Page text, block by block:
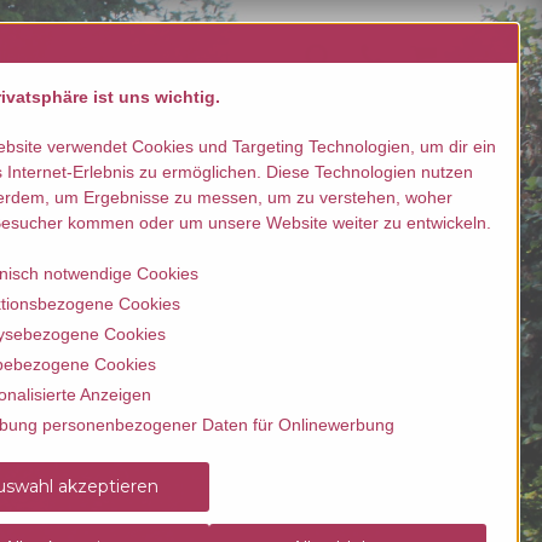
/ buchen Kontakt
ist uns wichtig.
verwendet Cookies und Targeting Technologien, um dir ein
Internet-Erlebnis zu ermöglichen. Diese Technologien nutzen
um Ergebnisse zu messen, um zu verstehen, woher
kommen oder um unsere Website weiter zu entwickeln.
notwendige Cookies
Cookies
Cookies
Cookies
Anzeigen
personenbezogener Daten für Onlinewerbung